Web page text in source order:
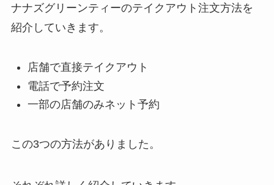
ナナズグリーンティーのテイクアウト注文方法を
紹介していきます。
店舗で直接テイクアウト
電話で予約注文
一部の店舗のみネット予約
この3つの方法がありました。